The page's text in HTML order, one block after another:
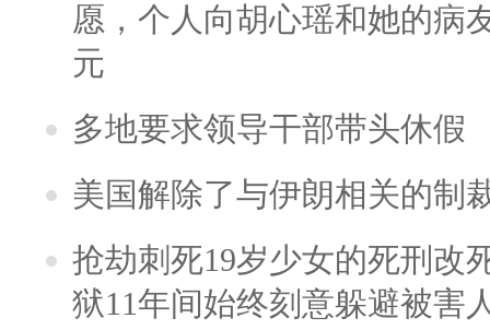
愿，个人向胡心瑶和她的病
元
多地要求领导干部带头休假
美国解除了与伊朗相关的制
抢劫刺死19岁少女的死刑改
狱11年间始终刻意躲避被害